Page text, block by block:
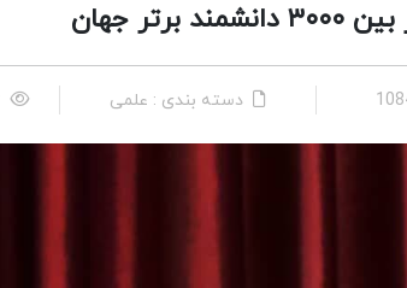
جهان
دسته بندی : علمی